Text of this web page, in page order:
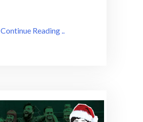
Continue Reading ..